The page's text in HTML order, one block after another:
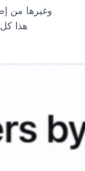
وغيرها من
هذا